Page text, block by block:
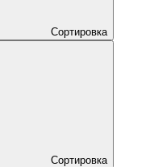
Сортировка
Сортировка